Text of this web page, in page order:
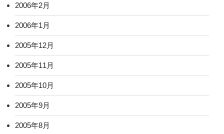
2006年2月
2006年1月
2005年12月
2005年11月
2005年10月
2005年9月
2005年8月